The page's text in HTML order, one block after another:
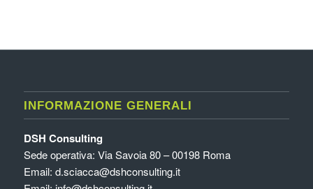
INFORMAZIONE GENERALI
DSH Consulting
Sede operativa: Via Savoia 80 – 00198 Roma
Email: d.sciacca@dshconsulting.it